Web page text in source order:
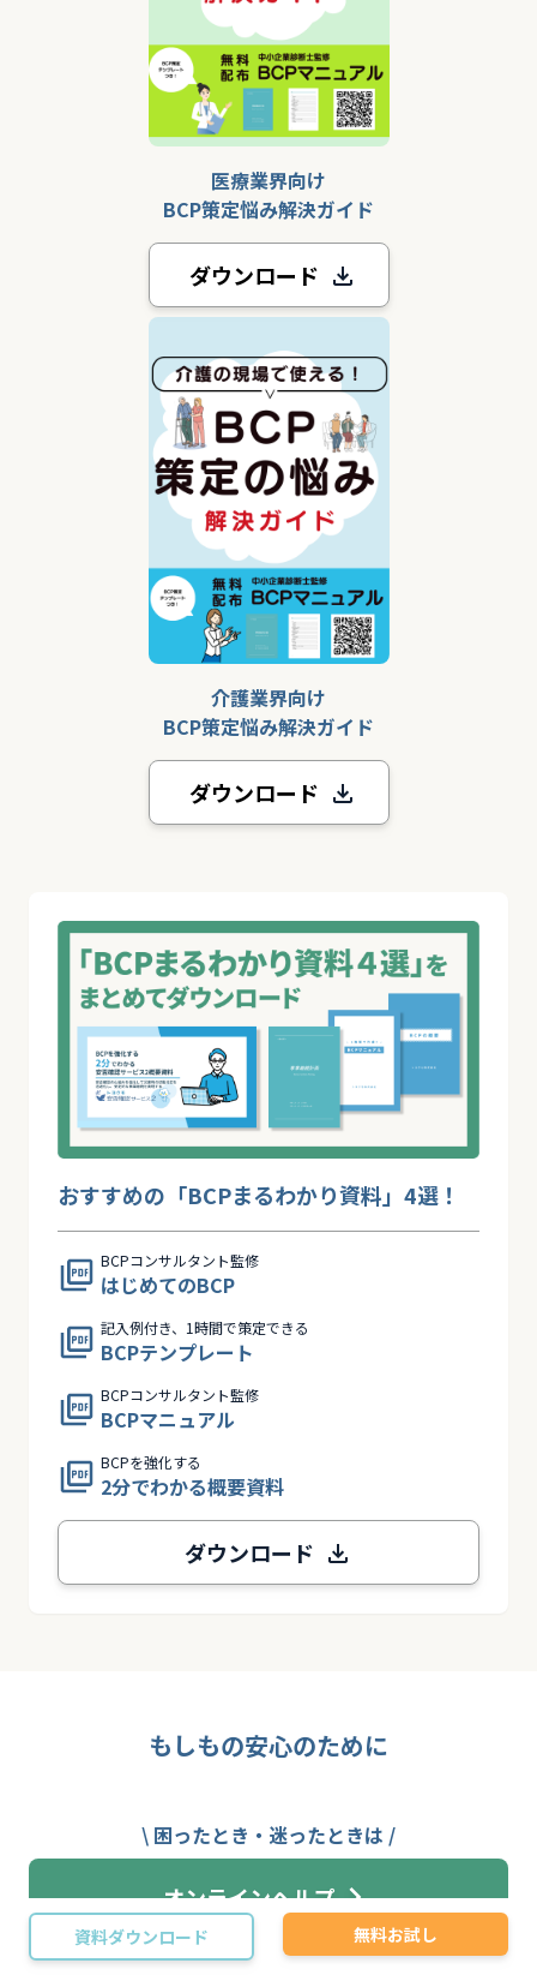
医療業界向け
BCP策定悩み解決ガイド
ダウンロード
介護業界向け
BCP策定悩み解決ガイド
ダウンロード
おすすめの「BCPまるわかり資料」4選！
BCPコンサルタント監修
はじめてのBCP
記入例付き、1時間で策定できる
BCPテンプレート
BCPコンサルタント監修
BCPマニュアル
BCPを強化する
2分でわかる概要資料
ダウンロード
もしもの安心のために
\ 困ったとき・迷ったときは /
オンラインヘルプ
資料ダウンロード 無料お試し